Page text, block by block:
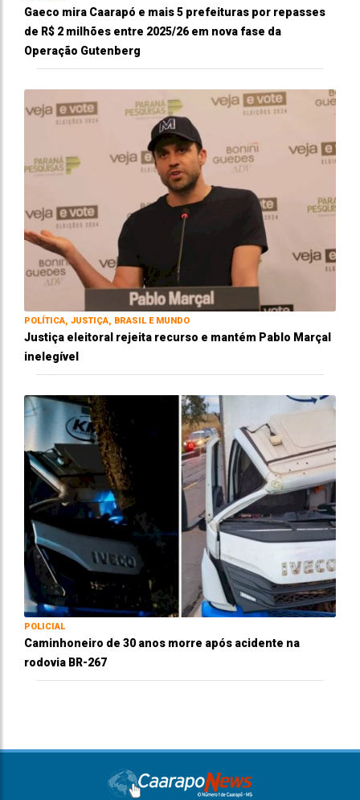
Gaeco mira Caarapó e mais 5 prefeituras por repasses
de R$ 2 milhões entre 2025/26 em nova fase da
Operação Gutenberg
POLÍTICA, JUSTIÇA, BRASIL E MUNDO
Justiça eleitoral rejeita recurso e mantém Pablo Marçal
inelegível
POLICIAL
Caminhoneiro de 30 anos morre após acidente na
rodovia BR-267